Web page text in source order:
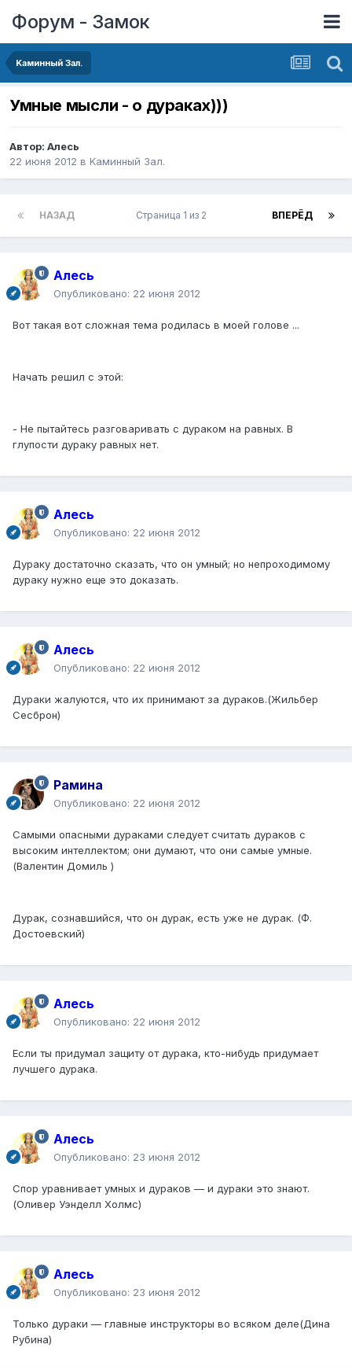
Форум - Замок
Kаминный Зал.
Умные мысли - о дураках)))
Автор: Алесь
22 июня 2012 в Kаминный Зал.
НАЗАД ВПЕРЁД
Страница 1 из 2
Алесь
Опубликовано: 22 июня 2012
Вот такая вот сложная тема родилась в моей голове ...
Начать решил с этой:
- Не пытайтесь разговаривать с дураком на равных. В
глупости дураку равных нет.
Алесь
Опубликовано: 22 июня 2012
Дураку достаточно сказать, что он умный; но непроходимому
дураку нужно еще это доказать.
Алесь
Опубликовано: 22 июня 2012
Дураки жалуются, что их принимают за дураков.(Жильбер
Сесброн)
Рамина
Опубликовано: 22 июня 2012
Самыми опасными дураками следует считать дураков с
высоким интеллектом; они думают, что они самые умные.
(Валентин Домиль )
Дурак, сознавшийся, что он дурак, есть уже не дурак. (Ф.
Достоевский)
Алесь
Опубликовано: 22 июня 2012
Если ты придумал защиту от дурака, кто-нибудь придумает
лучшего дурака.
Алесь
Опубликовано: 23 июня 2012
Спор уравнивает умных и дураков — и дураки это знают.
(Оливер Уэнделл Холмс)
Алесь
Опубликовано: 23 июня 2012
Только дураки — главные инструкторы во всяком деле(Дина
Рубина)